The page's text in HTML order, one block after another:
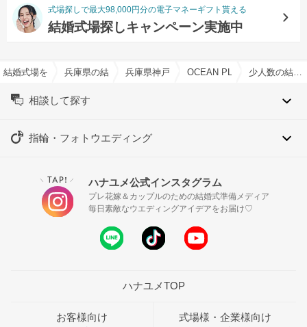
式場探しで最大98,000円分の電子マネーギフト貰える
結婚式場探しキャンペーン実施中
結婚式場を探すならハナユメ
兵庫県の結婚式場一覧兵庫県神戸市の結婚式場一覧OCEAN PLACEで結婚式 少人数の結婚式特集
相談して探す
指輪・フォトウエディング
＼ TAP! ／ ハナユメ公式インスタグラム
プレ花嫁＆カップルのための結婚式準備メディア
毎日素敵なウエディングアイデアをお届け♡
ハナユメTOP
お客様向け
式場様・企業様向け